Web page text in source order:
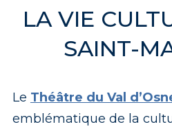
LA VIE
SAINT-
Le Théâtre du Val
emblématique de la